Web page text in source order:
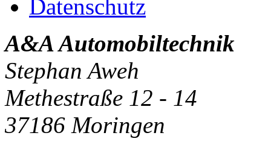
Datenschutz
A&A Automobiltechnik
Stephan Aweh
Methestraße 12 - 14
37186 Moringen